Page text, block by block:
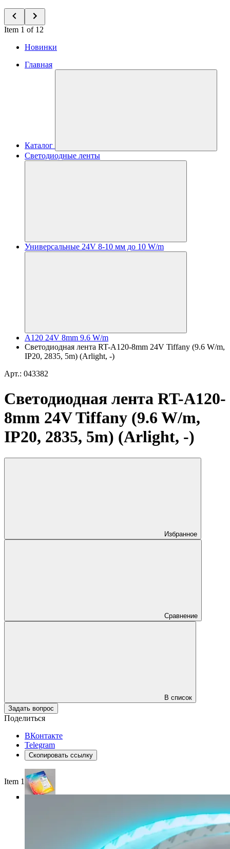
Item 1 of 12
Новинки
Главная
Каталог
Светодиодные ленты
Универсальные 24V 8-10 мм до 10 W/m
A120 24V 8mm 9.6 W/m
Светодиодная лента RT-A120-8mm 24V Tiffany (9.6 W/m,
IP20, 2835, 5m) (Arlight, -)
Арт.: 043382
Светодиодная лента RT-A120-
8mm 24V Tiffany (9.6 W/m,
IP20, 2835, 5m) (Arlight, -)
Избранное
Сравнение
В список
Задать вопрос
Поделиться
ВКонтакте
Telegram
Скопировать ссылку
Item 1 of 5